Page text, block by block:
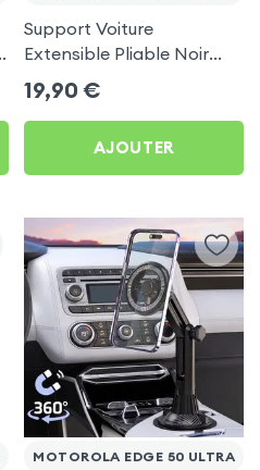
Support Voiture
Extensible Pliable Noir
Carbone pour Motorola
Edge 50 Ultra
19,90 €
AJOUTER
MOTOROLA EDGE 50 ULTRA